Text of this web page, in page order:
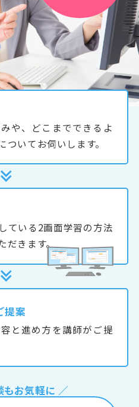
や、どこまでできるよ
いてお伺いします。
ている2画面学習の方法
だきます。
提案
と進め方を講師がご提
もお気軽に ／